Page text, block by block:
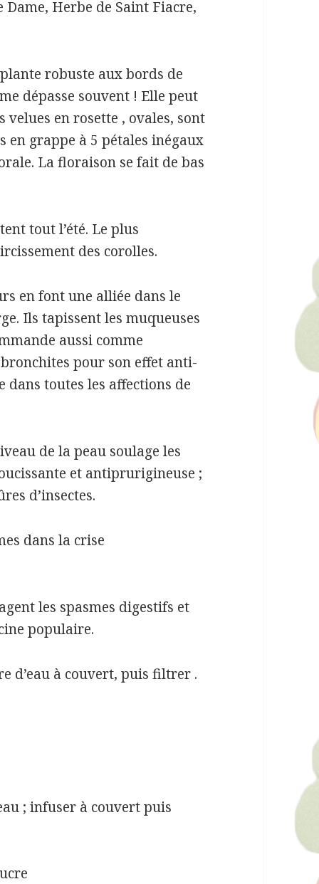
Herbe de Saint Fiacre,
robuste aux bords de
dépasse souvent ! Elle peut
en rosette , ovales, sont
en grappe à 5 pétales inégaux
La floraison se fait de bas
tout l’été. Le plus
des corolles.
en font une alliée dans le
Ils tapissent les muqueuses
aussi comme
pour son effet anti-
toutes les affections de
de la peau soulage les
et antiprurigineuse ;
d’insectes.
dans la crise
les spasmes digestifs et
populaire.
d’eau à couvert, puis filtrer .
; infuser à couvert puis